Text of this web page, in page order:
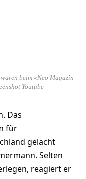
beim «Neo Magazin
Youtube
Das
für
gelacht
Selten
reagiert er